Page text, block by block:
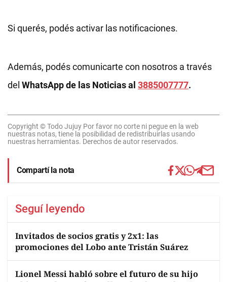
Si querés, podés activar las notificaciones.
Además, podés comunicarte con nosotros a través
del WhatsApp de las Noticias al 3885007777.
Copyright © Todo Jujuy Por favor no corte ni pegue en la web
nuestras notas, tiene la posibilidad de redistribuirlas usando
nuestras herramientas. Derechos de autor reservados.
Compartí la nota
Seguí leyendo
Invitados de socios gratis y 2x1: las
promociones del Lobo ante Tristán Suárez
Lionel Messi habló sobre el futuro de su hijo